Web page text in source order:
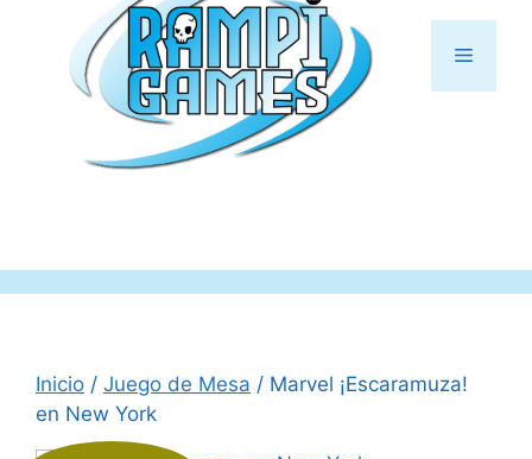
Menú
Inicio / Juego de Mesa / Marvel ¡Escaramuza!
en New York